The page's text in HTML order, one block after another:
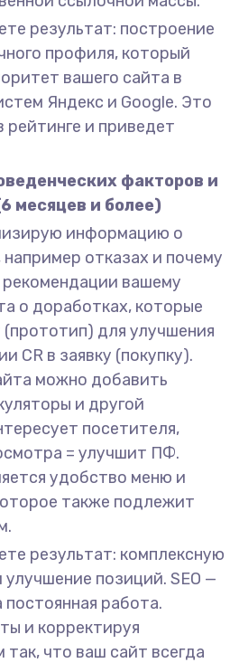
результат: построение
профиля, который
вашего сайта в
Яндекс и Google. Это
и приведет
факторов и
месяцев и более)
информацию о
отказах и почему
вашему
о доработках, которые
для улучшения
CR в заявку (покупку).
можно добавить
и другой
посетителя,
= улучшит ПФ.
удобство меню и
также подлежит
результат: комплексную
позиций. SEO —
работа.
и корректируя
что ваш сайт всегда